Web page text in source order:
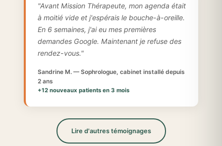
"Avant Mission Thérapeute, mon agenda était
à moitié vide et j'espérais le bouche-à-oreille.
En 6 semaines, j'ai eu mes premières
demandes Google. Maintenant je refuse des
rendez-vous."
Sandrine M. — Sophrologue, cabinet installé depuis
2 ans
+12 nouveaux patients en 3 mois
Lire d'autres témoignages